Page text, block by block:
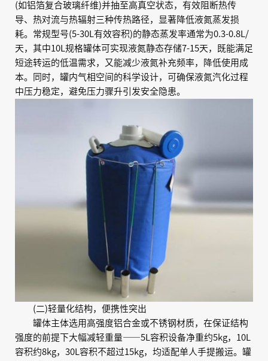
(如铝箔复合玻璃纤维)并抽至高真空状态，有效阻断热传
导、热对流与热辐射三种传热路径，显著降低液氮蒸发损
耗。常规型号(5-30L有效容积)的静态蒸发率通常为0.3-0.8L/
天，其中10L规格罐体可实现液氮静态存储7-15天，既能满足
短途转运的低温需求，又能减少液氮补充频率，降低使用成
本。同时，罐内气相空间的科学设计，可确保液氮汽化过程
中压力稳定，避免压力骤升引发安全隐患。
(二)轻量化结构，便携性突出
罐体主体选用高强度铝合金或不锈钢材质，在保证结构
强度的前提下大幅减轻重量——5L容积设备净重约5kg，10L
容积约8kg，30L容积不超过15kg，均适配单人手提搬运。罐